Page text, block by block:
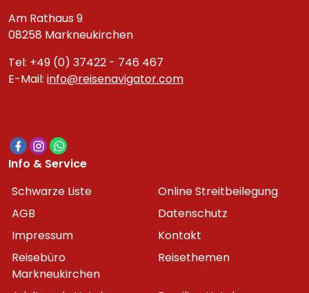
Am Rathaus 9
08258 Markneukirchen
Tel: +49 (0) 37422 - 746 467
E-Mail: info@reisenavigator.com
Info & Service
Schwarze Liste
Online Streitbeilegung
AGB
Datenschutz
Impressum
Kontakt
Reisebüro
Markneukirchen
Reisethemen